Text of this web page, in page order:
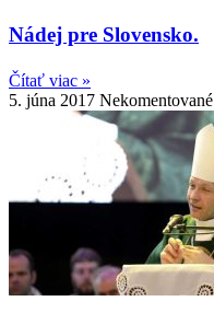
Nádej pre Slovensko.
Čítať viac »
5. júna 2017 Nekomentované